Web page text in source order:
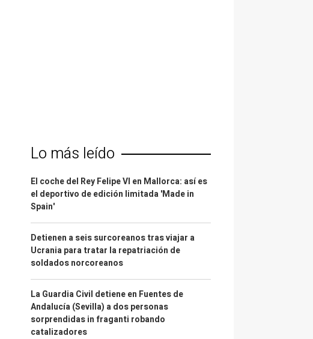
Lo más leído
El coche del Rey Felipe VI en Mallorca: así es
el deportivo de edición limitada 'Made in
Spain'
Detienen a seis surcoreanos tras viajar a
Ucrania para tratar la repatriación de
soldados norcoreanos
La Guardia Civil detiene en Fuentes de
Andalucía (Sevilla) a dos personas
sorprendidas in fraganti robando
catalizadores